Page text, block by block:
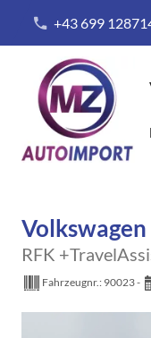
+43 699
RFK
Fahrzeugnr.: 90023